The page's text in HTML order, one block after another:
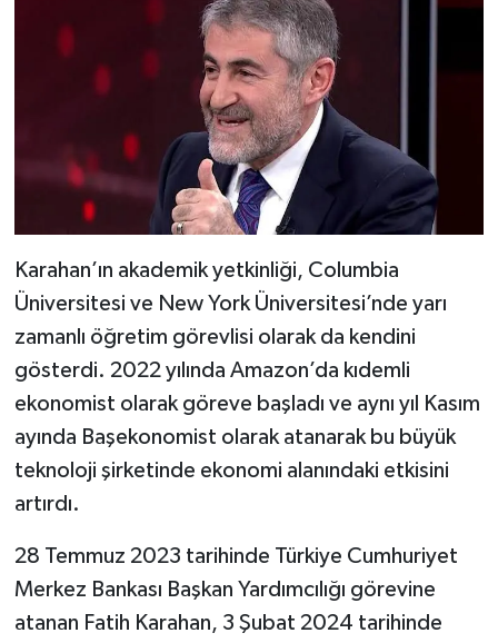
Karahan’ın akademik yetkinliği, Columbia
Üniversitesi ve New York Üniversitesi’nde yarı
zamanlı öğretim görevlisi olarak da kendini
gösterdi. 2022 yılında Amazon’da kıdemli
ekonomist olarak göreve başladı ve aynı yıl Kasım
ayında Başekonomist olarak atanarak bu büyük
teknoloji şirketinde ekonomi alanındaki etkisini
artırdı.
28 Temmuz 2023 tarihinde Türkiye Cumhuriyet
Merkez Bankası Başkan Yardımcılığı görevine
atanan Fatih Karahan, 3 Şubat 2024 tarihinde